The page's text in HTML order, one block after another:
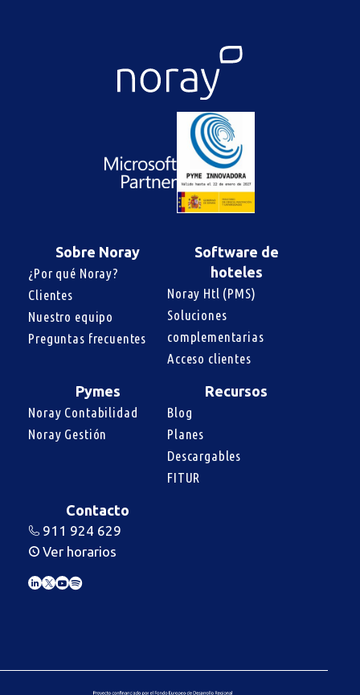
Sobre Noray
¿Por qué Noray?
Clientes
Nuestro equipo
Preguntas frecuentes
Software de
hoteles
Noray Htl (PMS)
Soluciones
complementarias
Acceso clientes
Pymes
Noray Contabilidad
Noray Gestión
Recursos
Blog
Planes
Descargables
FITUR
Contacto
Ver horarios
911 924 629